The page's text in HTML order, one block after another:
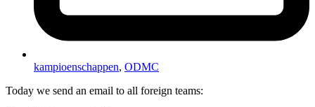
kampioenschappen, ODMC
Today we send an email to all foreign teams: